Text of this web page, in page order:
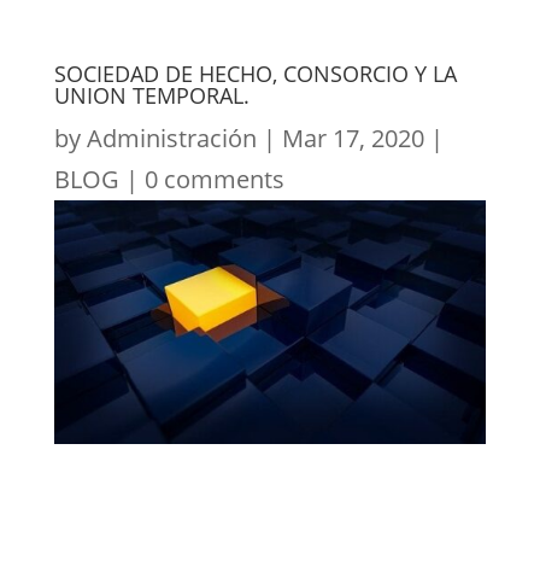
SOCIEDAD DE HECHO, CONSORCIO Y LA
UNION TEMPORAL.
byAdministración | Mar 17, 2020|
BLOG | 0 comments